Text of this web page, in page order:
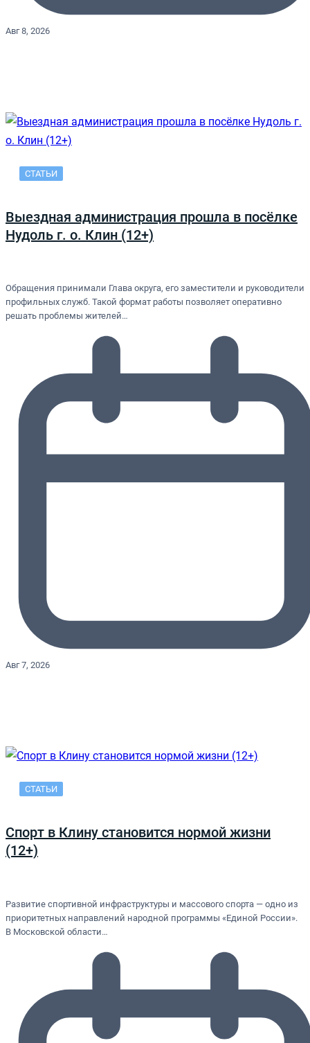
Авг 8, 2026
СТАТЬИ
Выездная администрация прошла в посёлке
Нудоль г. о. Клин (12+)
Обращения принимали Глава округа, его заместители и руководители
профильных служб. Такой формат работы позволяет оперативно
решать проблемы жителей…
Авг 7, 2026
СТАТЬИ
Спорт в Клину становится нормой жизни
(12+)
Развитие спортивной инфраструктуры и массового спорта — одно из
приоритетных направлений народной программы «Единой России».
В Московской области…